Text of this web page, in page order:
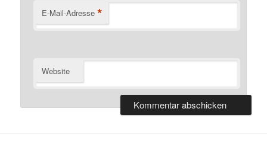
E-Mail-Adresse *
Website